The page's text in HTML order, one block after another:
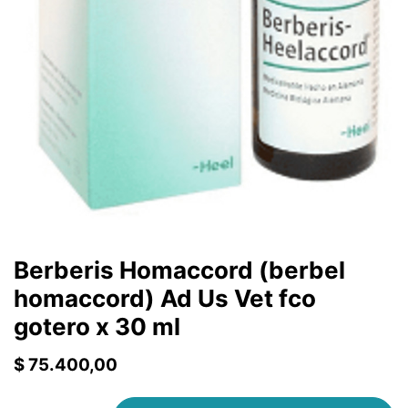
Berberis Homaccord (berbel
homaccord) Ad Us Vet fco
gotero x 30 ml
$75.400,00